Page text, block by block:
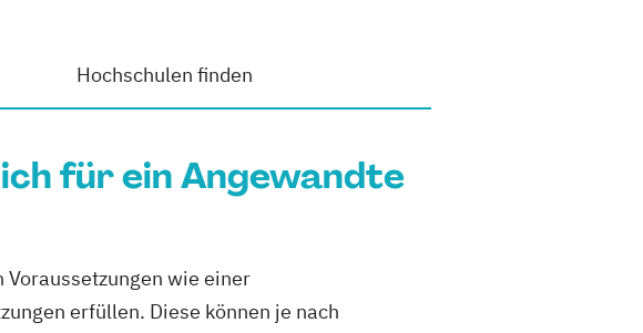
Hochschulen finden
für ein Angewandte
wie einer
erfüllen. Diese können je nach